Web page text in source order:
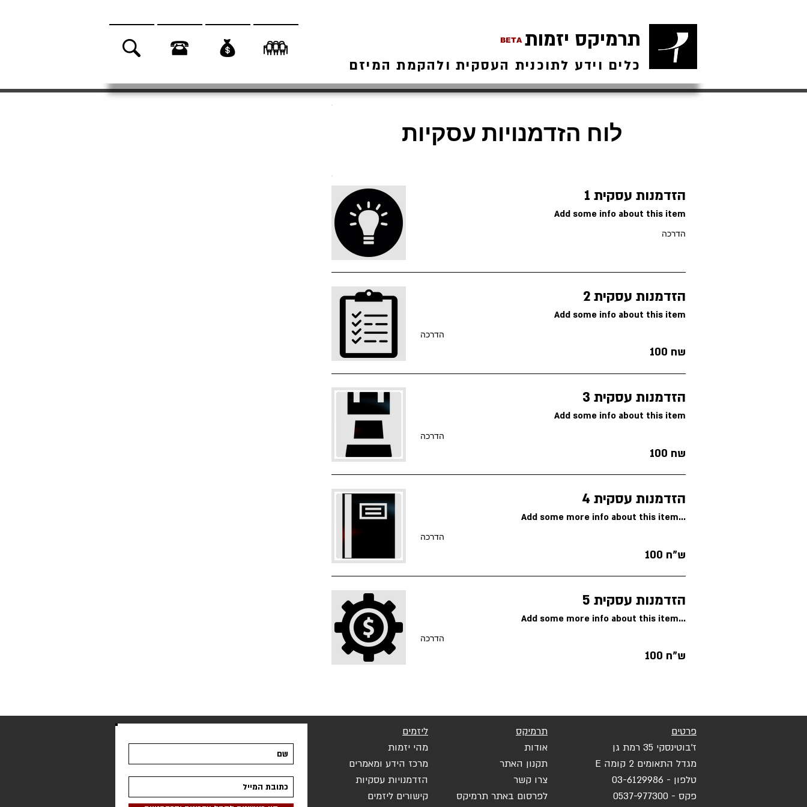
תרמיקס יזמות BETA
כלים וידע לתוכנית העסקית ולהקמת המיזם
לוח הזדמנויות עסקיות
הזדמנות עסקית 1
Add some info about this item
הדרכה
הזדמנות עסקית 2
Add some info about this item
הדרכה
100 שח
הזדמנות עסקית 3
Add some info about this item
הדרכה
100 שח
הזדמנות עסקית 4
Add some more info about this item...
הדרכה
100 ש"ח
הזדמנות עסקית 5
Add some more info about this item...
הדרכה
100 ש"ח
ליזמים
מהי יזמות
מרכז הידע ומאמרים
הזדמנויות עסקיות
קישורים ליזמים
תרמיקס
אודות
תקנון האתר
צרו קשר
לפרסום באתר תרמיקס
פרטים
ז'בוטינסקי 35 רמת גן
מגדל התאומים 2 קומה E
טלפון - 03-6129986
פקס - 0537-977300